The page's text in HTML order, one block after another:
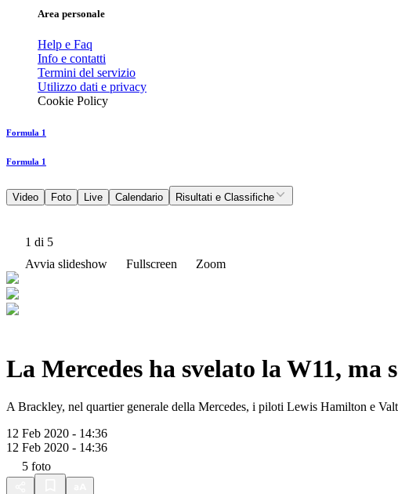
Area personale
Help e Faq
Info e contatti
Termini del servizio
Utilizzo dati e privacy
Cookie Policy
Formula 1
Formula 1
Video Foto Live Calendario Risultati e Classifiche
1 di 5
Avvia slideshow
Fullscreen Zoom
La Mercedes ha svelato la W11, ma
A Brackley, nel quartier generale della Mercedes, i piloti Lewis Hamilton e
12 Feb 2020 - 14:36
12 Feb 2020 - 14:36
5 foto